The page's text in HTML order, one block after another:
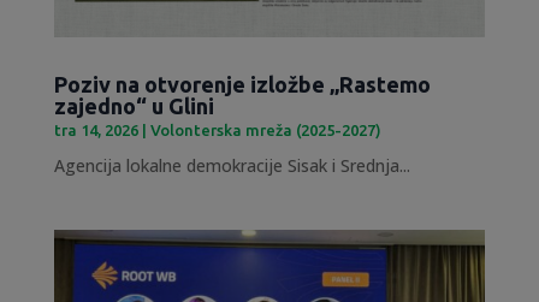
Poziv na otvorenje izložbe „Rastemo
zajedno“ u Glini
tra 14, 2026| Volonterska mreža (2025-2027)
Agencija lokalne demokracije Sisak i Srednja...